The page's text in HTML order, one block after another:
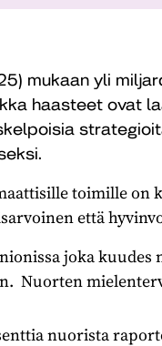
mukaan yli
haasteet ovat
toimille on
että
joka
Nuorten
nuorista